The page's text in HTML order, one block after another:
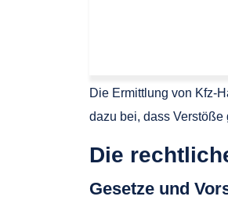
Die Ermittlung von Kfz-
dazu bei, dass
Die
Gesetze und